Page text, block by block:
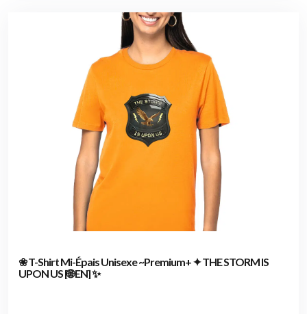
❀ T-Shirt Mi-Épais Unisexe ~Premium+ ✦ THE STORM IS
UPON US [🌐 EN] ✨